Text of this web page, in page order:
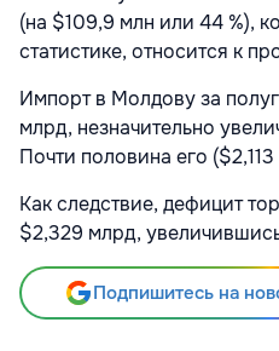
(на $109,9 млн или 44 %),
статистике, относится к
Импорт в Молдову за
млрд, незначительно
Почти половина его
Как следствие, дефицит
$2,329 млрд, увеличившись
Подпишитесь на